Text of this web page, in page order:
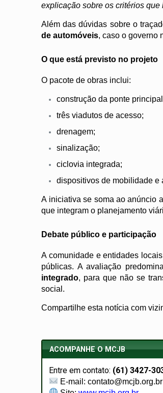
explicação sobre os critérios
Além das dúvidas sobre o
de automóveis, caso o governo
O que está previsto no projeto
O pacote de obras inclui:
construção da ponte
três viadutos de acesso;
drenagem;
sinalização;
ciclovia integrada;
dispositivos de mobilidade e
A iniciativa se soma ao anúncio
que integram o planejamento
Debate público e participação
A comunidade e entidades
públicas. A avaliação
integrado, para que não se
social.
Compartilhe esta notícia com
ACOMPANHE O MCJB
Entre em contato: (61) 3427-
E-mail: contato@mcjb.org.br